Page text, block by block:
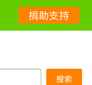
捐助支持
搜索